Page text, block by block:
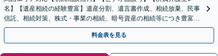
名】【遺産相続の経験豊富】遺産分割、遺言書作成、相続放棄、民事
信託、相続対策、株式・事業の相続、暗号資産の相続等につき豊富な
対応実績。【バリアフリー】【完全個室対応】
料金表を見る